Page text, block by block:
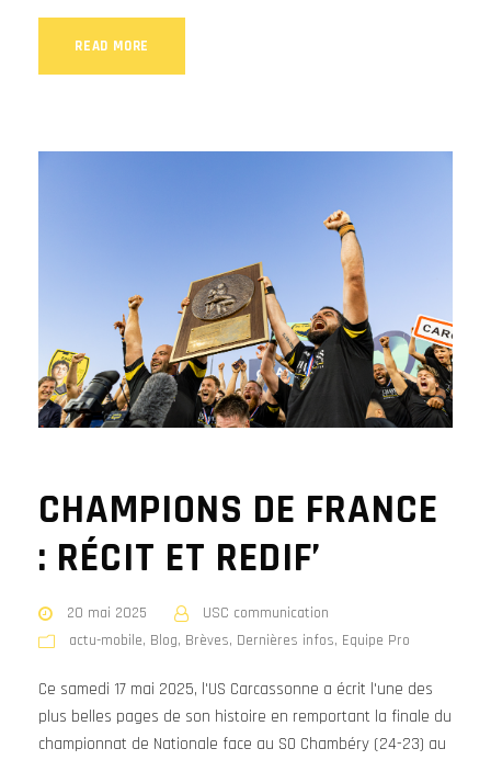
READ MORE
CHAMPIONS DE FRANCE
: RÉCIT ET REDIF’
20 mai 2025
USC communication
actu-mobile, Blog, Brèves, Dernières infos, Equipe Pro
Ce samedi 17 mai 2025, l'US Carcassonne a écrit l'une des
plus belles pages de son histoire en remportant la finale du
championnat de Nationale face au SO Chambéry (24-23) au